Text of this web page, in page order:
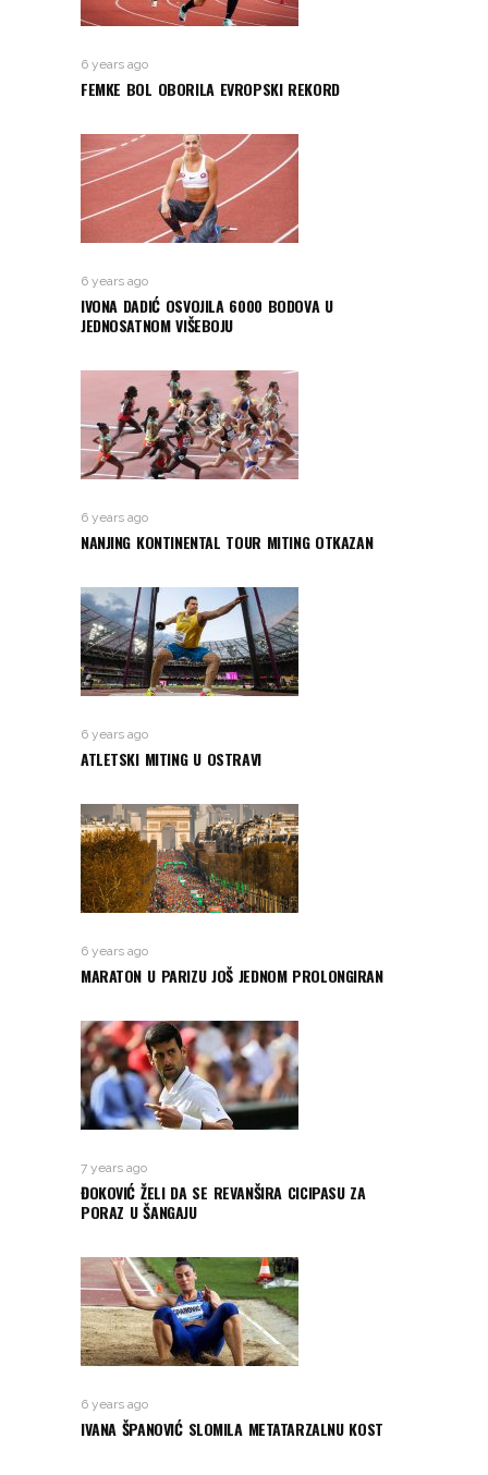
6 years ago
FEMKE BOL OBORILA EVROPSKI REKORD
6 years ago
IVONA DADIĆ OSVOJILA 6000 BODOVA U
JEDNOSATNOM VIŠEBOJU
6 years ago
NANJING KONTINENTAL TOUR MITING OTKAZAN
6 years ago
ATLETSKI MITING U OSTRAVI
6 years ago
MARATON U PARIZU JOŠ JEDNOM PROLONGIRAN
7 years ago
ĐOKOVIĆ ŽELI DA SE REVANŠIRA CICIPASU ZA
PORAZ U ŠANGAJU
6 years ago
IVANA ŠPANOVIĆ SLOMILA METATARZALNU KOST